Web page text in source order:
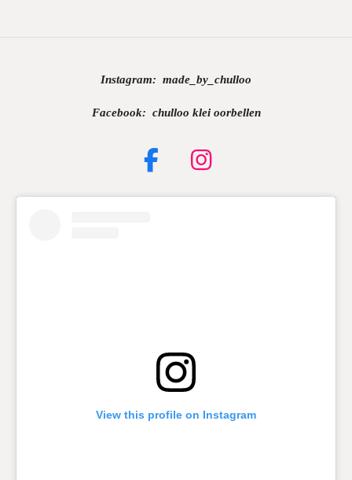
Instagram: made_by_chulloo
Facebook: chulloo klei oorbellen
F
a
I
n
View this profile on Instagram